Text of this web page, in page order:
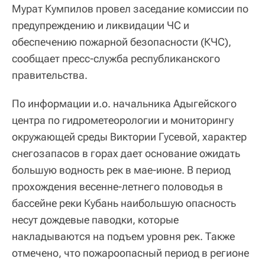
Мурат Кумпилов провел заседание комиссии по
предупреждению и ликвидации ЧС и
обеспечению пожарной безопасности (КЧС),
сообщает пресс-служба республиканского
правительства.
По информации и.о. начальника Адыгейского
центра по гидрометеорологии и мониторингу
окружающей среды Виктории Гусевой, характер
снегозапасов в горах дает основание ожидать
большую водность рек в мае-июне. В период
прохождения весенне-летнего половодья в
бассейне реки Кубань наибольшую опасность
несут дождевые паводки, которые
накладываются на подъем уровня рек. Также
отмечено, что пожароопасный период в регионе